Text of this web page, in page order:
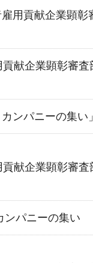
貢献企業顕彰
献企業顕彰審査
ンパニーの集い」
献企業顕彰審査
ンパニーの集い